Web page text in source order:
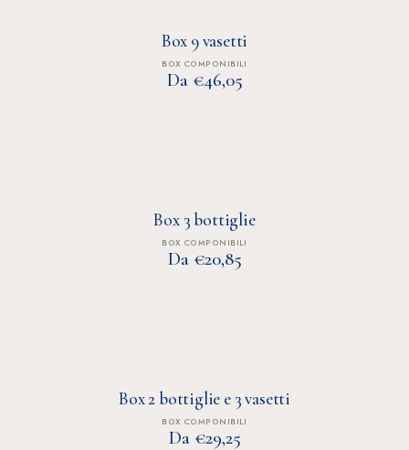
Box 9 vasetti
BOX COMPONIBILI
Da €46,05
Box 3 bottiglie
BOX COMPONIBILI
Da €20,85
Box 2 bottiglie e 3 vasetti
BOX COMPONIBILI
Da €29,25